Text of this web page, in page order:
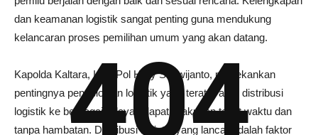
dan keamanan logistik sangat penting guna mendukung
kelancaran proses pemilihan umum yang akan datang.
Kapolda Kaltara, Irjen Pol Hary Sudwijanto, menekankan
pentingnya pengelolaan logistik yang teratur agar distribusi
logistik ke berbagai wilayah dapat dilakukan tepat waktu dan
tanpa hambatan. Distribusi logistik yang lancar adalah faktor
404